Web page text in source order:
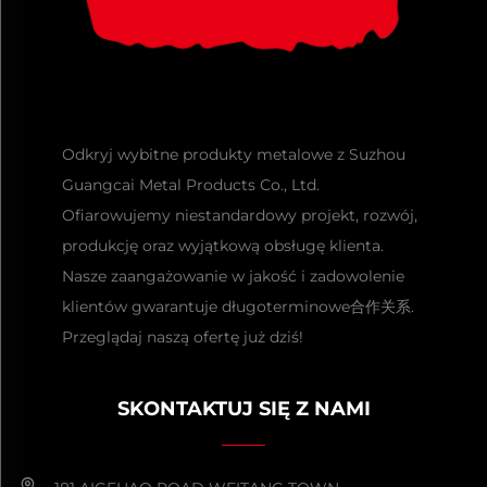
Odkryj wybitne produkty metalowe z Suzhou
Guangcai Metal Products Co., Ltd.
Ofiarowujemy niestandardowy projekt, rozwój,
produkcję oraz wyjątkową obsługę klienta.
Nasze zaangażowanie w jakość i zadowolenie
klientów gwarantuje długoterminowe合作关系.
Przeglądaj naszą ofertę już dziś!
SKONTAKTUJ SIĘ Z NAMI